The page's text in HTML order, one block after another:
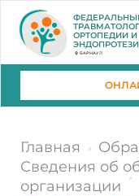
ОРТОПЕДИИ И
БАРНАУЛ
Главная
Сведения об
организации